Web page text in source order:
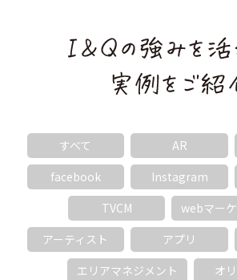
すべて AR
facebook
Instagram
TVCM
webマー
アーティスト
アプリ
エリアマネジメント
オ